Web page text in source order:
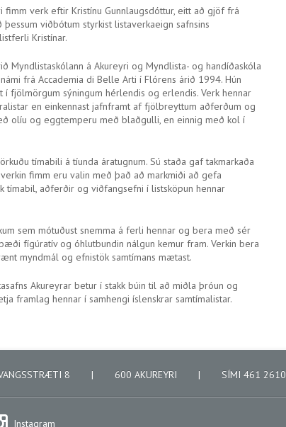
verk eftir Kristínu Gunnlaugsdóttur, eitt að gjöf frá
viðbótum styrkist listaverkaeign safnsins
Kristínar.
Myndlistaskólann á Akureyri og Myndlista- og handíðaskóla
frá Accademia di Belle Arti í Flórens árið 1994. Hún
fjölmörgum sýningum hérlendis og erlendis. Verk hennar
en einkennast jafnframt af fjölbreyttum aðferðum og
olíu og eggtemperu með blaðgulli, en einnig með kol í
tímabili á tíunda áratugnum. Sú staða gaf takmarkaða
fimm eru valin með það að markmiði að gefa
aðferðir og viðfangsefni í listsköpun hennar
sem mótuðust snemma á ferli hennar og bera með sér
fígúratív og óhlutbundin nálgun kemur fram. Verkin bera
myndmál og efnistök samtímans mætast.
Akureyrar betur í stakk búin til að miðla þróun og
framlag hennar í samhengi íslenskrar samtímalistar.
8 | 600 AKUREYRI | SÍMI 461 2610
Instagram